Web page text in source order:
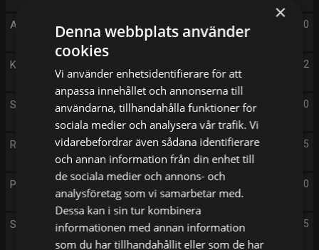
21:00
Aktuellt
21:22
Kulturnyheterna
21:30
Sportnytt
21:45
Riefenstahl
23:40
Past Lives
01:25
Sändningsuppehåll
×
Denna webbplats använder
cookies
Vi använder enhetsidentifierare för att
anpassa innehållet och annonserna till
användarna, tillhandahålla funktioner för
sociala medier och analysera vår trafik. Vi
vidarebefordrar även sådana identifierare
och annan information från din enhet till
de sociala medier och annons- och
analysföretag som vi samarbetar med.
Dessa kan i sin tur kombinera
informationen med annan information
som du har tillhandahållit eller som de har